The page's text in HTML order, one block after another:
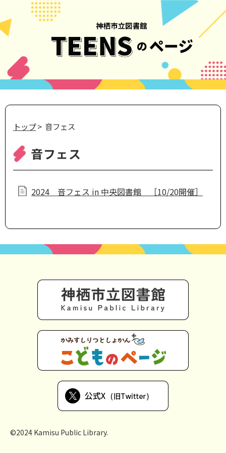
トップ> 音フェス
音フェス
2024 音フェス in 中央図書館 ［10/20開催］
©2024 Kamisu Public Library.